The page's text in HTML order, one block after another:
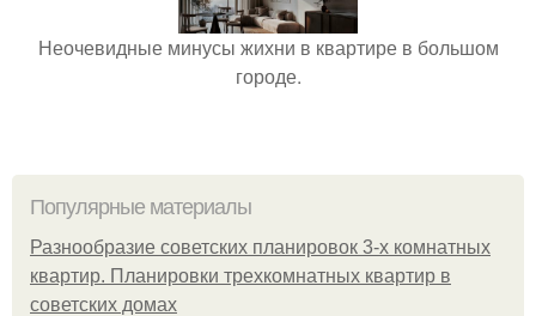
Неочевидные минусы жихни в квартире в большом
городе.
Популярные материалы
Разнообразие советских планировок 3-х комнатных
квартир. Планировки трехкомнатных квартир в
советских домах